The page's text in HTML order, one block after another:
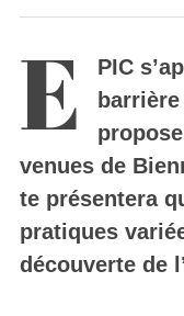
E
PIC
venues de
te présentera
pratiques
découverte de